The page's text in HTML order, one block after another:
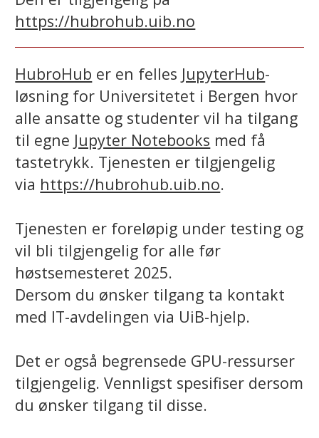
https://hubrohub.uib.no
HubroHub er en felles JupyterHub-
løsning for Universitetet i Bergen hvor
alle ansatte og studenter vil ha tilgang
til egne Jupyter Notebooks med få
tastetrykk. Tjenesten er tilgjengelig
via https://hubrohub.uib.no.
Tjenesten er foreløpig under testing og
vil bli tilgjengelig for alle før
høstsemesteret 2025.
Dersom du ønsker tilgang ta kontakt
med IT-avdelingen via UiB-hjelp.
Det er også begrensede GPU-ressurser
tilgjengelig. Vennligst spesifiser dersom
du ønsker tilgang til disse.